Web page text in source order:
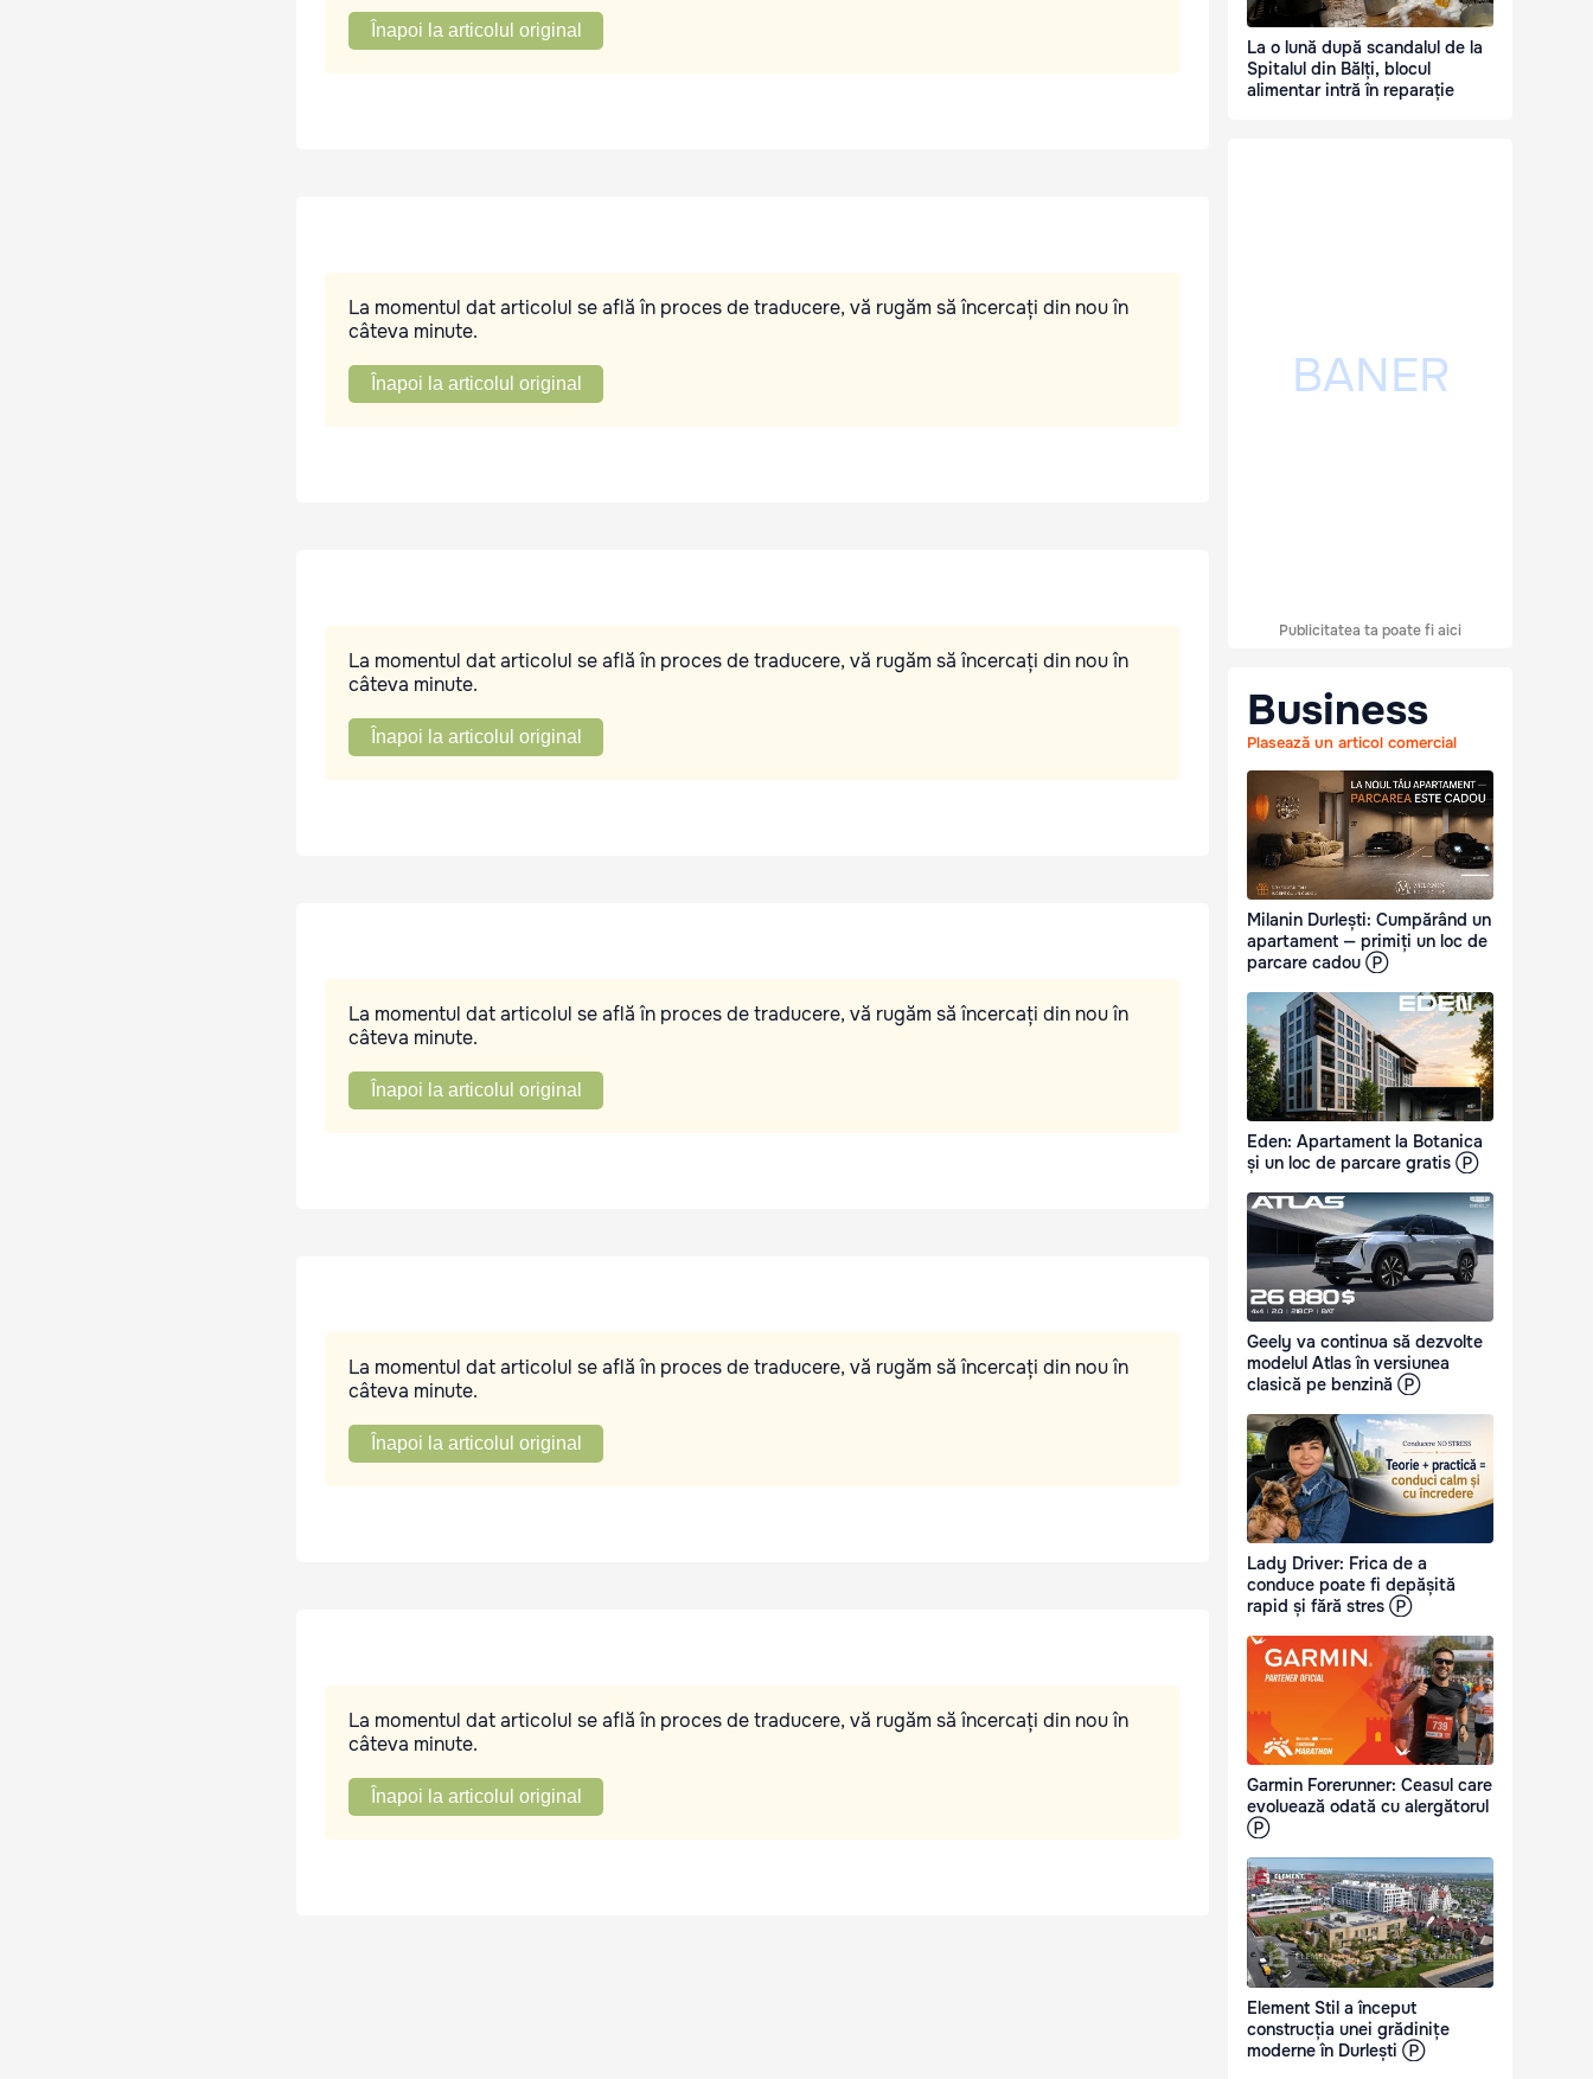
Înapoi la articolul original
La momentul dat articolul se află în proces de traducere, vă rugăm să încercați din nou în
câteva minute.
Înapoi la articolul original
La momentul dat articolul se află în proces de traducere, vă rugăm să încercați din nou în
câteva minute.
Înapoi la articolul original
La momentul dat articolul se află în proces de traducere, vă rugăm să încercați din nou în
câteva minute.
Înapoi la articolul original
La momentul dat articolul se află în proces de traducere, vă rugăm să încercați din nou în
câteva minute.
Înapoi la articolul original
La momentul dat articolul se află în proces de traducere, vă rugăm să încercați din nou în
câteva minute.
Înapoi la articolul original
La o lună după scandalul de la
Spitalul din Bălți, blocul
alimentar intră în reparație
Publicitatea ta poate fi aici
Business
Plasează un articol comercial
Milanin Durlești: Cumpărând un
apartament — primiți un loc de
parcare cadou Ⓟ
Eden: Apartament la Botanica
și un loc de parcare gratis Ⓟ
Geely va continua să dezvolte
modelul Atlas în versiunea
clasică pe benzină Ⓟ
Lady Driver: Frica de a
conduce poate fi depășită
rapid și fără stres Ⓟ
Garmin Forerunner: Ceasul care
evoluează odată cu alergătorul
Ⓟ
Element Stil a început
construcția unei grădinițe
moderne în Durlești Ⓟ